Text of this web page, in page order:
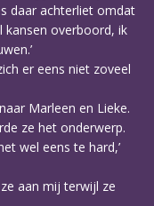
daar achterliet omdat
kansen overboord, ik
er eens niet zoveel
Marleen en Lieke.
ze het onderwerp.
wel eens te hard,’
aan mij terwijl ze